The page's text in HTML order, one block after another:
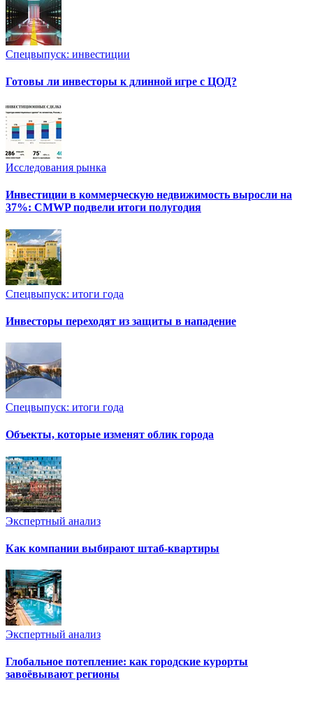
Спецвыпуск: инвестиции
Готовы ли инвесторы к длинной игре с ЦОД?
Исследования рынка
Инвестиции в коммерческую недвижимость выросли на
37%: CMWP подвели итоги полугодия
Спецвыпуск: итоги года
Инвесторы переходят из защиты в нападение
Спецвыпуск: итоги года
Объекты, которые изменят облик города
Экспертный анализ
Как компании выбирают штаб-квартиры
Экспертный анализ
Глобальное потепление: как городские курорты
завоёвывают регионы